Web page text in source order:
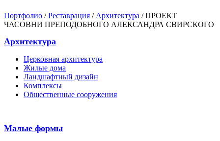
Портфолио /Реставрация / Архитектура / ПРОЕКТ
ЧАСОВНИ ПРЕПОДОБНОГО АЛЕКСАНДРА СВИРСКОГО
Архитектура
Церковная архитектура
Жилые дома
Ландшафтный дизайн
Комплексы
Общественные сооружения
Малые формы